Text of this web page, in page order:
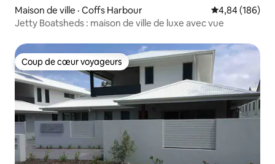
Maison de ville · Coffs Harbour Note
4,84 (186)
Jetty Boatsheds : maison de ville de luxe avec vue
Coup de cœur voyageurs
Coup de cœur voyageurs